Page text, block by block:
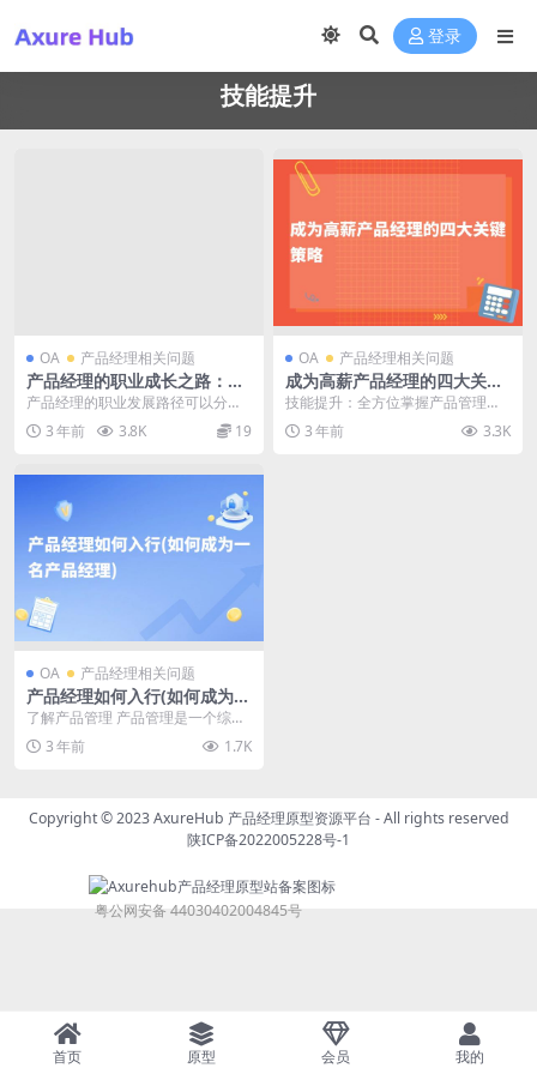
登录
技能提升
OA 产品经理相关问题
产品经理的职业成长之路：从
初级到高级的发展路径探索
产品经理的职业发展路径可以分为
以下几个阶段： 初入职...
3 年前 3.8K 19
OA 产品经理相关问题
成为高薪产品经理的四大关键
策略
技能提升：全方位掌握产品管理知
识 要成为一名高薪产品经理，首先
需要全面掌握产品管...
3 年前 3.3K
OA 产品经理相关问题
产品经理如何入行(如何成为一
名产品经理)
了解产品管理 产品管理是一个综合
性的职业，需要掌握市场调研、竞
争分析、产品规划、...
3 年前 1.7K
Copyright © 2023AxureHub 产品经理原型资源平台 - All rights reserved
陕ICP备2022005228号-1
粤公网安备 44030402004845号
首页 原型 会员 我的